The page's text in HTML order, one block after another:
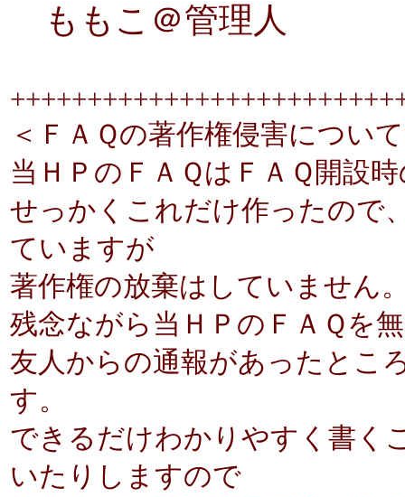
ももこ＠管理人
＜ＦＡＱの著作権侵害につい
当ＨＰのＦＡＱはＦＡＱ開設
せっかくこれだけ作ったので
ていますが
著作権の放棄はしていません
残念ながら当ＨＰのＦＡＱを
友人からの通報があったとこ
す。
できるだけわかりやすく書く
いたりしますので